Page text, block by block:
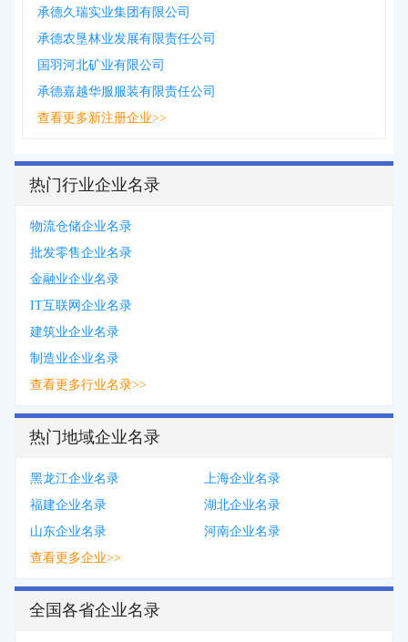
承德久瑞实业集团有限公司
承德农垦林业发展有限责任公司
国羽河北矿业有限公司
承德嘉越华服服装有限责任公司
查看更多新注册企业>>
热门行业企业名录
物流仓储企业名录
批发零售企业名录
金融业企业名录
IT互联网企业名录
建筑业企业名录
制造业企业名录
查看更多行业名录>>
热门地域企业名录
黑龙江企业名录
上海企业名录
福建企业名录
湖北企业名录
山东企业名录
河南企业名录
查看更多企业>>
全国各省企业名录